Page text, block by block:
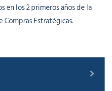
en los 2 primeros años de la
Estratégicas.